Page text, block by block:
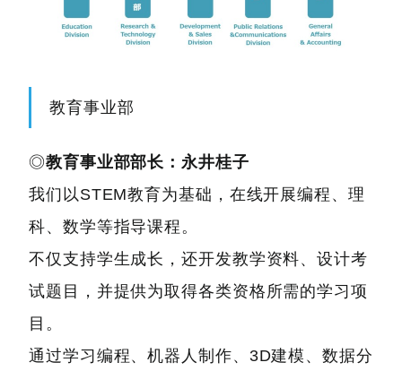
教育事业部
◎教育事业部部长：永井桂子
我们以STEM教育为基础，在线开展编程、理
科、数学等指导课程。
不仅支持学生成长，还开发教学资料、设计考
试题目，并提供为取得各类资格所需的学习项
目。
通过学习编程、机器人制作、3D建模、数据分